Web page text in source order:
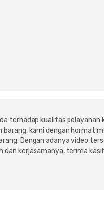
terhadap kualitas
kami dengan hormat
Dengan adanya video
dan kerjasamanya, terima